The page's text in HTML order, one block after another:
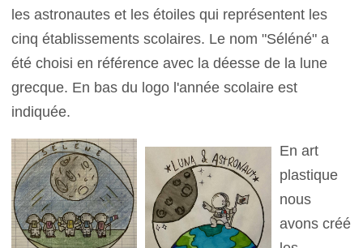
les astronautes et les étoiles qui représentent les
cinq établissements scolaires. Le nom "Séléné" a
été choisi en référence avec la déesse de la lune
grecque. En bas du logo l'année scolaire est
indiquée.
En art
plastique
nous
avons créé